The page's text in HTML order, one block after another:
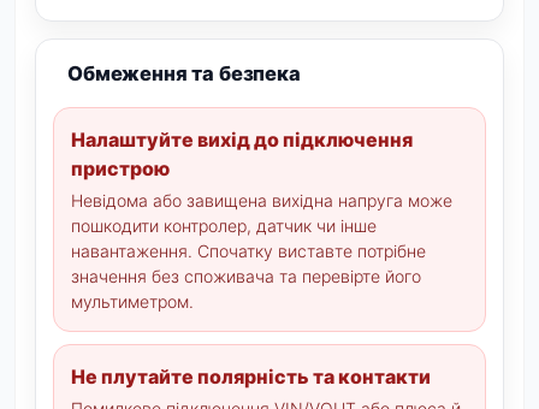
Обмеження та безпека
Налаштуйте вихід до підключення
пристрою
Невідома або завищена вихідна напруга може
пошкодити контролер, датчик чи інше
навантаження. Спочатку виставте потрібне
значення без споживача та перевірте його
мультиметром.
Не плутайте полярність та контакти